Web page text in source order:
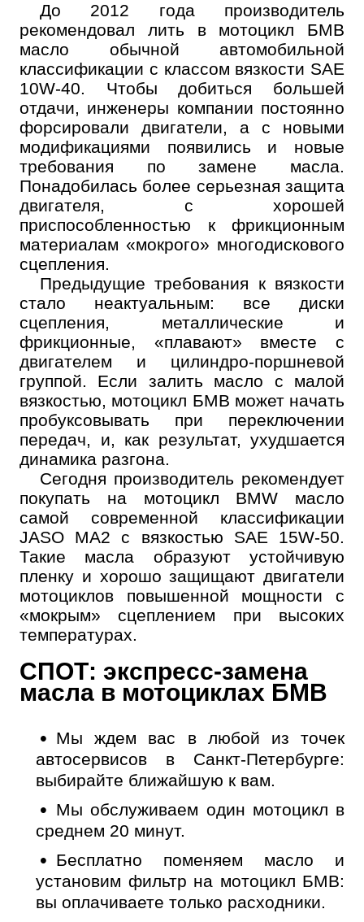
До 2012 года производитель
рекомендовал лить в мотоцикл БМВ
масло обычной автомобильной
классификации с классом вязкости SAE
10W-40. Чтобы добиться большей
отдачи, инженеры компании постоянно
форсировали двигатели, а с новыми
модификациями появились и новые
требования по замене масла.
Понадобилась более серьезная защита
двигателя, с хорошей
приспособленностью к фрикционным
материалам «мокрого» многодискового
сцепления.
Предыдущие требования к вязкости
стало неактуальным: все диски
сцепления, металлические и
фрикционные, «плавают» вместе с
двигателем и цилиндро-поршневой
группой. Если залить масло с малой
вязкостью, мотоцикл БМВ может начать
пробуксовывать при переключении
передач, и, как результат, ухудшается
динамика разгона.
Сегодня производитель рекомендует
покупать на мотоцикл BMW масло
самой современной классификации
JASO MA2 с вязкостью SAE 15W-50.
Такие масла образуют устойчивую
пленку и хорошо защищают двигатели
мотоциклов повышенной мощности с
«мокрым» сцеплением при высоких
температурах.
СПОТ: экспресс-замена
масла в мотоциклах БМВ
Мы ждем вас в любой из точек
автосервисов в Санкт-Петербурге:
выбирайте ближайшую к вам.
Мы обслуживаем один мотоцикл в
среднем 20 минут.
Бесплатно поменяем масло и
установим фильтр на мотоцикл БМВ:
вы оплачиваете только расходники.
Онлайн запись
Выберите одну или несколько услуг
Далее
История обслуживания
Номер телефона
ОК